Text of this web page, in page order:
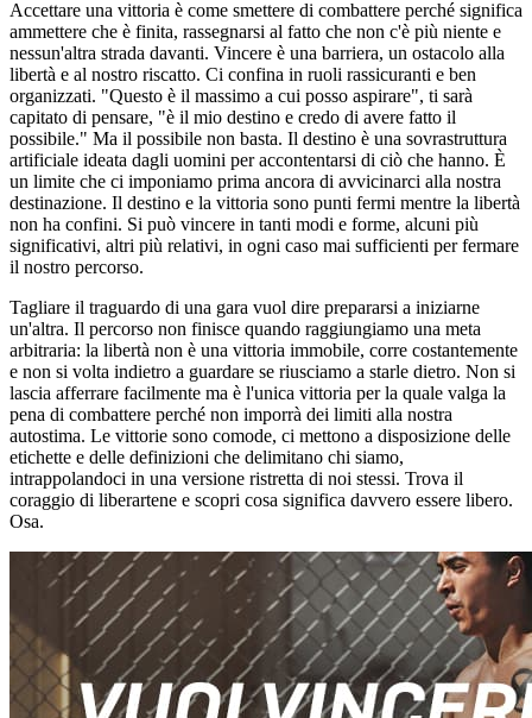
Accettare una vittoria è come smettere di combattere perché significa
ammettere che è finita, rassegnarsi al fatto che non c'è più niente e
nessun'altra strada davanti. Vincere è una barriera, un ostacolo alla
libertà e al nostro riscatto. Ci confina in ruoli rassicuranti e ben
organizzati. "Questo è il massimo a cui posso aspirare", ti sarà
capitato di pensare, "è il mio destino e credo di avere fatto il
possibile." Ma il possibile non basta. Il destino è una sovrastruttura
artificiale ideata dagli uomini per accontentarsi di ciò che hanno. È
un limite che ci imponiamo prima ancora di avvicinarci alla nostra
destinazione. Il destino e la vittoria sono punti fermi mentre la libertà
non ha confini. Si può vincere in tanti modi e forme, alcuni più
significativi, altri più relativi, in ogni caso mai sufficienti per fermare
il nostro percorso.
Tagliare il traguardo di una gara vuol dire prepararsi a iniziarne
un'altra. Il percorso non finisce quando raggiungiamo una meta
arbitraria: la libertà non è una vittoria immobile, corre costantemente
e non si volta indietro a guardare se riusciamo a starle dietro. Non si
lascia afferrare facilmente ma è l'unica vittoria per la quale valga la
pena di combattere perché non imporrà dei limiti alla nostra
autostima. Le vittorie sono comode, ci mettono a disposizione delle
etichette e delle definizioni che delimitano chi siamo,
intrappolandoci in una versione ristretta di noi stessi. Trova il
coraggio di liberartene e scopri cosa significa davvero essere libero.
Osa.